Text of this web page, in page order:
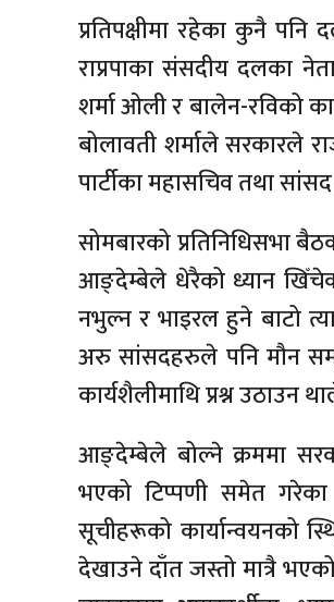
प्रतिपक्षीमा रहेका कुनै पनि
राप्रपाका संसदीय दलका
शर्मा ओली र बालेन-रविको
बोलावती शर्माले सरकारले
पार्टीका महासचिव तथा
सोमबारको प्रतिनिधिसभा
आङ्देम्बेले धेरैको ध्यान
नभुल्न र भाइरल हुने बाटो
अरु सांसदहरुले पनि मौन
कार्यशैलीमाथि प्रश्न उठाउन
आङ्देम्बेले बोल्ने क्रममा
भएको टिप्पणी समेत
सूचीहरूको कार्यान्वयनको
देखाउने दाँत जस्तो मात्रै